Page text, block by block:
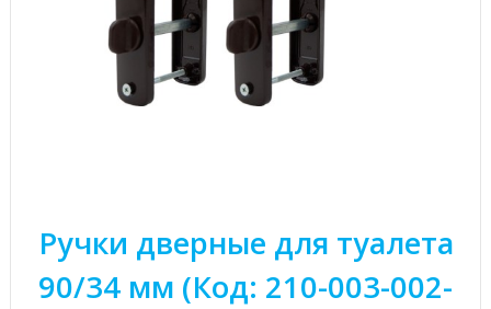
Ручки дверные для туалета
90/34 мм (Код: 210-003-002-